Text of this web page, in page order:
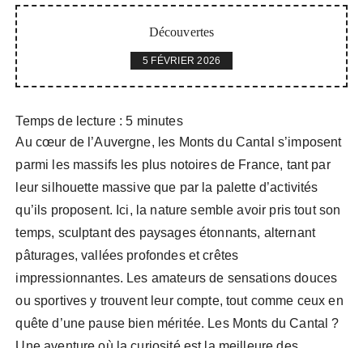
Découvertes
5 FÉVRIER 2026
Temps de lecture :5 minutes
Au cœur de l’Auvergne, les Monts du Cantal s’imposent
parmi les massifs les plus notoires de France, tant par
leur silhouette massive que par la palette d’activités
qu’ils proposent. Ici, la nature semble avoir pris tout son
temps, sculptant des paysages étonnants, alternant
pâturages, vallées profondes et crêtes
impressionnantes. Les amateurs de sensations douces
ou sportives y trouvent leur compte, tout comme ceux en
quête d’une pause bien méritée. Les Monts du Cantal ?